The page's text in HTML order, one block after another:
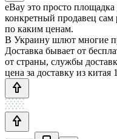
eBay это просто
конкретный продавец сам
по каким ценам.
В Украину шлют многие
Доставка бывает от
от страны, службы
цена за доставку из китая